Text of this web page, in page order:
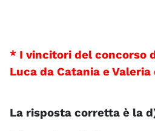
* I vincitori del concorso
Luca da Catania e
La risposta corretta è la